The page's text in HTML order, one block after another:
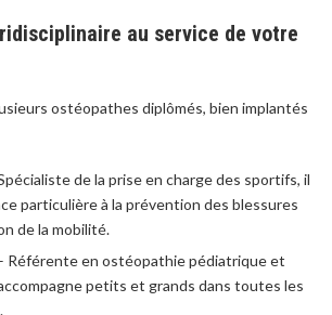
au service de votre
ostéopathes diplômés, bien implantés
de la prise en charge des sportifs, il
particulière à la prévention des blessures
de la mobilité.
Référente en ostéopathie pédiatrique et
petits et grands dans toutes les